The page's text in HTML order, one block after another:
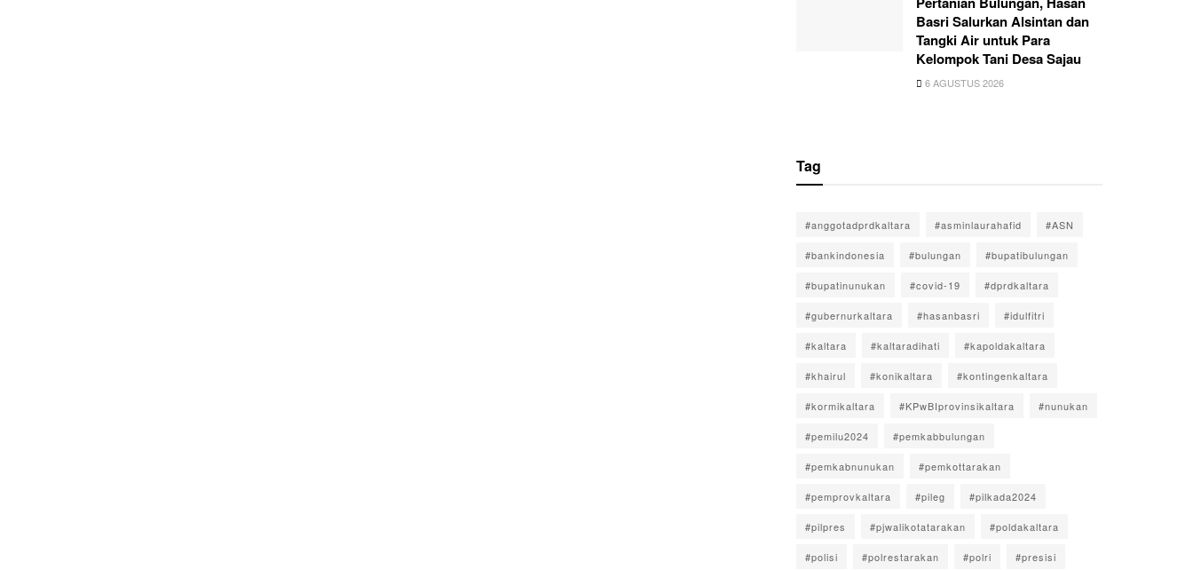
Basri Salurkan Alsintan dan
Tangki Air untuk Para
Kelompok Tani Desa Sajau
6 AGUSTUS 2026
Tag
#anggotadprdkaltara #asminlaurahafid #ASN
#bankindonesia #bulungan #bupatibulungan
#bupatinunukan #covid-19 #dprdkaltara
#gubernurkaltara #hasanbasri #idulfitri
#kaltara #kaltaradihati #kapoldakaltara
#khairul #konikaltara #kontingenkaltara
#kormikaltara #KPwBIprovinsikaltara #nunukan
#pemilu2024 #pemkabbulungan
#pemkabnunukan #pemkottarakan
#pemprovkaltara #pileg #pilkada2024
#pilpres #pjwalikotatarakan #poldakaltara
#polisi #polrestarakan #polri #presisi